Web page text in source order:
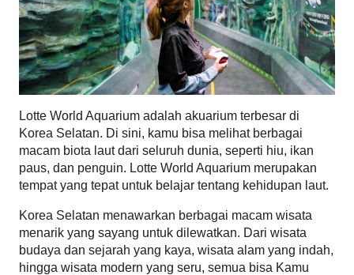
Lotte World Aquarium adalah akuarium terbesar di
Korea Selatan. Di sini, kamu bisa melihat berbagai
macam biota laut dari seluruh dunia, seperti hiu, ikan
paus, dan penguin. Lotte World Aquarium merupakan
tempat yang tepat untuk belajar tentang kehidupan laut.
Korea Selatan menawarkan berbagai macam wisata
menarik yang sayang untuk dilewatkan. Dari wisata
budaya dan sejarah yang kaya, wisata alam yang indah,
hingga wisata modern yang seru, semua bisa Kamu